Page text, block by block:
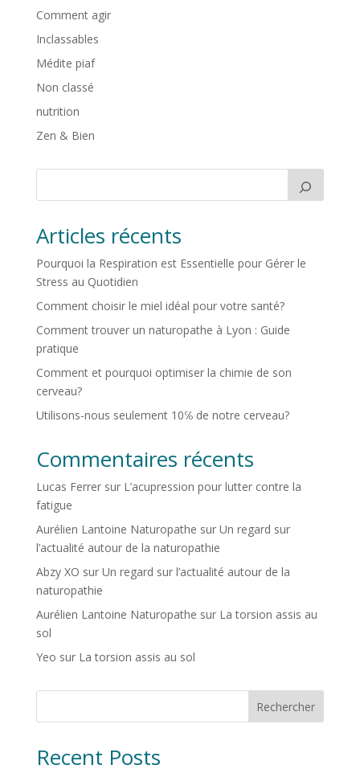
Comment agir
Inclassables
Médite piaf
Non classé
nutrition
Zen & Bien
Articles récents
Pourquoi la Respiration est Essentielle pour Gérer le
Stress au Quotidien
Comment choisir le miel idéal pour votre santé?
Comment trouver un naturopathe à Lyon : Guide
pratique
Comment et pourquoi optimiser la chimie de son
cerveau?
Utilisons-nous seulement 10℅ de notre cerveau?
Commentaires récents
Lucas Ferrersur L’acupression pour lutter contre la
fatigue
Aurélien Lantoine Naturopathe sur Un regard sur
l’actualité autour de la naturopathie
Abzy XO sur Un regard sur l’actualité autour de la
naturopathie
Aurélien Lantoine Naturopathe sur La torsion assis au
sol
Yeo sur La torsion assis au sol
Rechercher
Recent Posts